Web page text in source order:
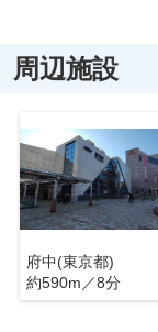
周辺施設
府中(東京都)
約590m／8分